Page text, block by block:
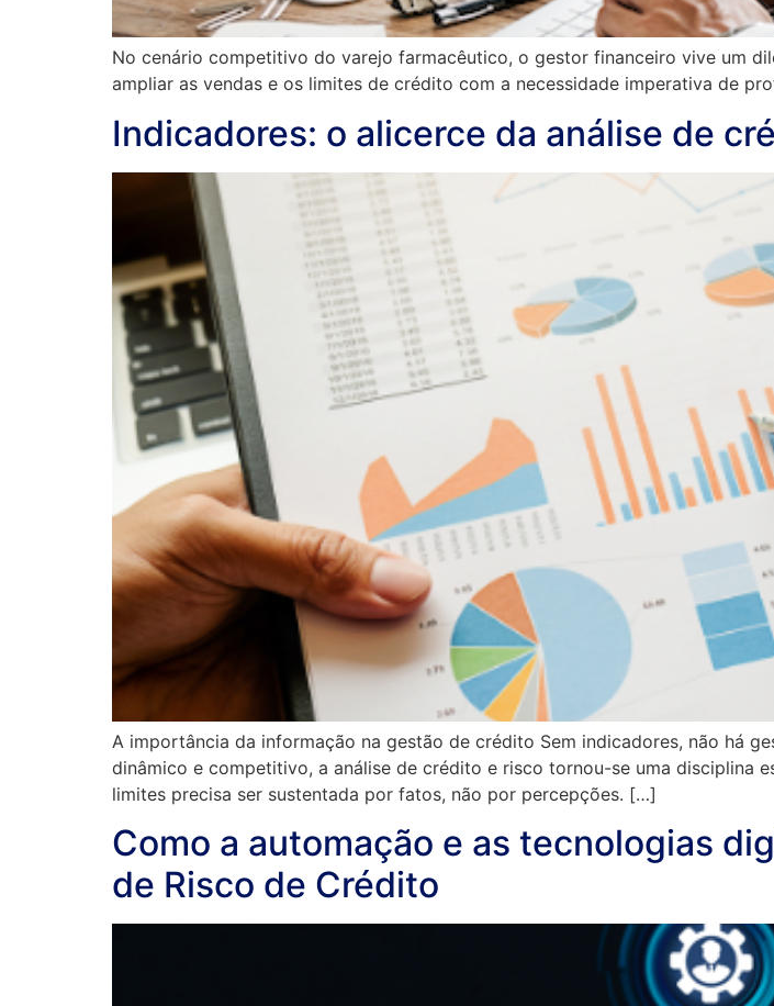
No cenário competitivo do varejo farmacêutico, o gestor financeiro vive um
ampliar as vendas e os limites de crédito com a necessidade imperativa de
Indicadores: o alicerce da análise de
A importância da informação na gestão de crédito Sem indicadores, não há
dinâmico e competitivo, a análise de crédito e risco tornou-se uma disciplina
limites precisa ser sustentada por fatos, não por percepções. […]
Como a automação e as tecnologias
de Risco de Crédito